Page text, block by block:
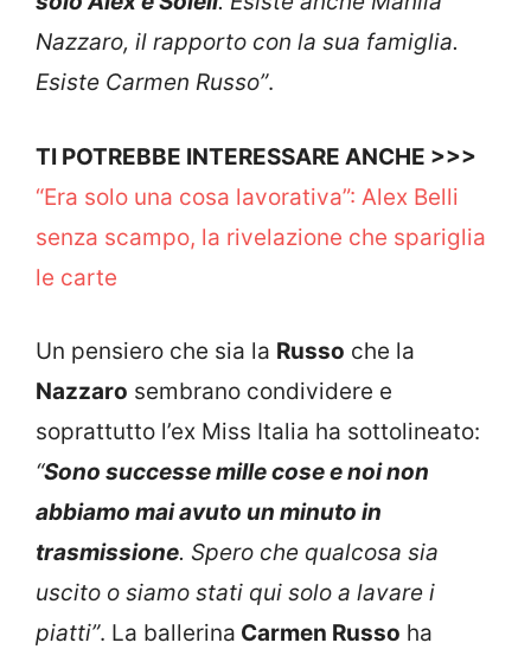
Nazzaro, il rapporto con la sua famiglia.
Esiste Carmen Russo”.
TI POTREBBE INTERESSARE ANCHE >>>
“Era solo una cosa lavorativa”: Alex Belli
senza scampo, la rivelazione che spariglia
le carte
Un pensiero che sia la Russo che la
Nazzaro sembrano condividere e
soprattutto l’ex Miss Italia ha sottolineato:
“Sono successe mille cose e noi non
abbiamo mai avuto un minuto in
trasmissione. Spero che qualcosa sia
uscito o siamo stati qui solo a lavare i
piatti”. La ballerina Carmen Russo ha